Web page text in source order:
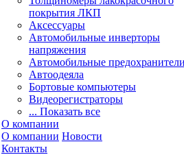
покрытия ЛКП
Аксессуары
Автомобильные инверторы
напряжения
Автомобильные
Автоодеяла
Бортовые компьютеры
Видеорегистраторы
... Показать все
О компании
О компании Новости
Контакты